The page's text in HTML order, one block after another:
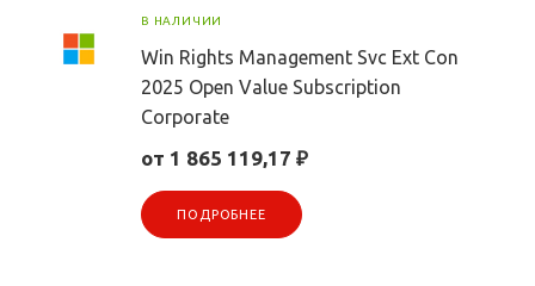
В НАЛИЧИИ
Win Rights Management Svc Ext Con
2025 Open Value Subscription
Corporate
от 1 865 119,17 ₽
ПОДРОБНЕЕ